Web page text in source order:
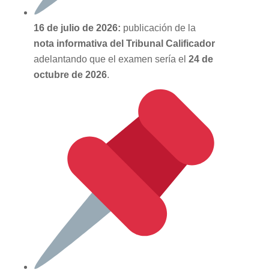
16 de julio de 2026: publicación de la
nota informativa del Tribunal Calificador
adelantando que el examen sería el 24 de
octubre de 2026.